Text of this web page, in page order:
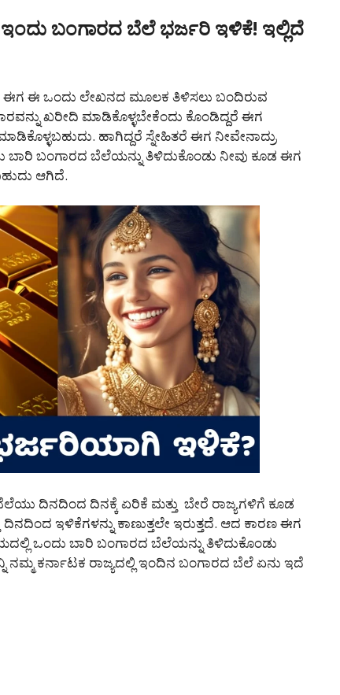
ಬಂಗಾರದ ಬೆಲೆ ಭರ್ಜರಿ ಇಳಿಕೆ! ಇಲ್ಲಿದೆ
ಈಗ ಈ ಒಂದು ಲೇಖನದ ಮೂಲಕ ತಿಳಿಸಲು ಬಂದಿರುವ
ಖರೀದಿ ಮಾಡಿಕೊಳ್ಳಬೇಕೆಂದು ಕೊಂಡಿದ್ದರೆ ಈಗ
ಹಾಗಿದ್ದರೆ ಸ್ನೇಹಿತರೆ ಈಗ ನೀವೇನಾದ್ರು
ಬಂಗಾರದ ಬೆಲೆಯನ್ನು ತಿಳಿದುಕೊಂಡು ನೀವು ಕೂಡ ಈಗ
ಆಗಿದೆ.
ದಿನದಿಂದ ದಿನಕ್ಕೆ ಏರಿಕೆ ಮತ್ತು ಬೇರೆ ರಾಜ್ಯಗಳಿಗೆ ಕೂಡ
ಇಳಿಕೆಗಳನ್ನು ಕಾಣುತ್ತಲೇ ಇರುತ್ತದೆ. ಆದ ಕಾರಣ ಈಗ
ಒಂದು ಬಾರಿ ಬಂಗಾರದ ಬೆಲೆಯನ್ನು ತಿಳಿದುಕೊಂಡು
ನಮ್ಮ ಕರ್ನಾಟಕ ರಾಜ್ಯದಲ್ಲಿ ಇಂದಿನ ಬಂಗಾರದ ಬೆಲೆ ಏನು ಇದೆ